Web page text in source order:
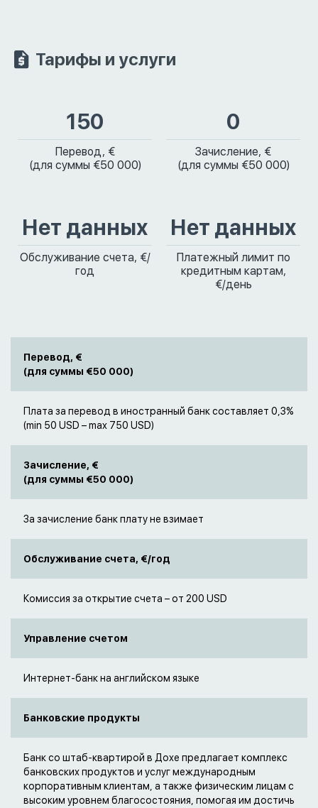
Тарифы и услуги
150
Перевод, €
(для суммы €50 000)
0
Зачисление, €
(для суммы €50 000)
Нет данных
Обслуживание счета, €/
год
Нет данных
Платежный лимит по
кредитным картам,
€/день
Перевод, €
(для суммы €50 000)
Плата за перевод в иностранный банк составляет 0,3%
(min 50 USD – max 750 USD)
Зачисление, €
(для суммы €50 000)
За зачисление банк плату не взимает
Обслуживание счета, €/год
Комиссия за открытие счета – от 200 USD
Управление счетом
Интернет-банк на английском языке
Банковские продукты
Банк со штаб-квартирой в Дохе предлагает комплекс
банковских продуктов и услуг международным
корпоративным клиентам, а также физическим лицам с
высоким уровнем благосостояния, помогая им достичь